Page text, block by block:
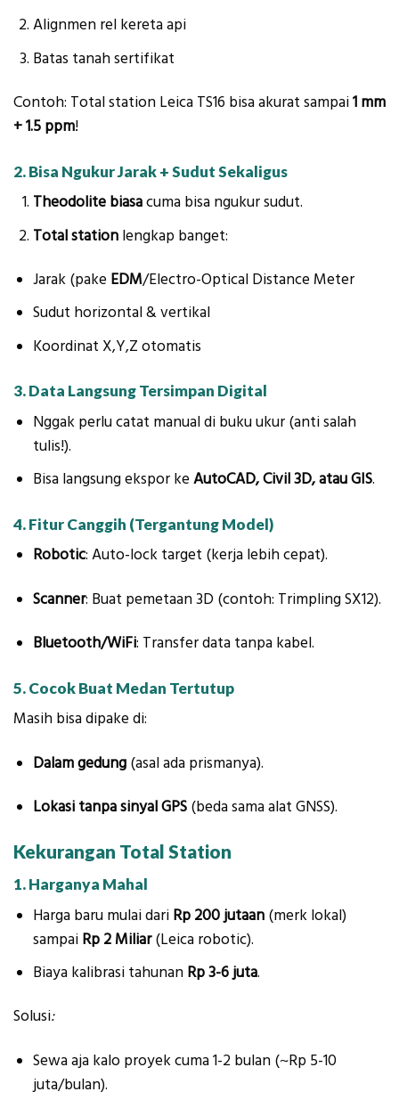
Alignmen rel kereta api
Batas tanah sertifikat
Contoh: Total station Leica TS16 bisa akurat sampai1 mm
+ 1.5 ppm!
2. Bisa Ngukur Jarak + Sudut Sekaligus
Theodolite biasacuma bisa ngukur sudut.
Total station lengkap banget:
Jarak (pake EDM/Electro-Optical Distance Meter
Sudut horizontal & vertikal
Koordinat X,Y,Z otomatis
3. Data Langsung Tersimpan Digital
Nggak perlu catat manual di buku ukur (anti salah
tulis!).
Bisa langsung ekspor keAutoCAD, Civil 3D, atau GIS.
4. Fitur Canggih (Tergantung Model)
Robotic: Auto-lock target (kerja lebih cepat).
Scanner: Buat pemetaan 3D (contoh: Trimpling SX12).
Bluetooth/WiFi: Transfer data tanpa kabel.
5. Cocok Buat Medan Tertutup
Masih bisa dipake di:
Dalam gedung (asal ada prismanya).
Lokasi tanpa sinyal GPS (beda sama alat GNSS).
Kekurangan Total Station
1. Harganya Mahal
Harga baru mulai dari Rp 200 jutaan (merk lokal)
sampai Rp 2 Miliar(Leica robotic).
Biaya kalibrasi tahunan Rp 3-6 juta.
Solusi:
Sewa aja kalo proyek cuma 1-2 bulan (~Rp 5-10
juta/bulan).